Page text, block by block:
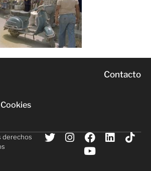
Cookies
Contacto
derechos